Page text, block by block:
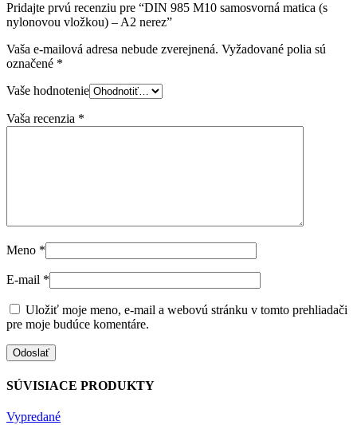
Pridajte prvú recenziu pre “DIN 985 M10 samosvorná matica (s
nylonovou vložkou) – A2 nerez”
Vaša e-mailová adresa nebude zverejnená. Vyžadované polia sú
označené *
Vaše hodnotenie
Vaša recenzia *
Meno *
E-mail *
Uložiť moje meno, e-mail a webovú stránku v tomto prehliadači
pre moje budúce komentáre.
SÚVISIACE PRODUKTY
Vypredané